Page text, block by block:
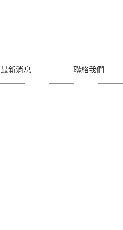
最新消息 聯絡我們